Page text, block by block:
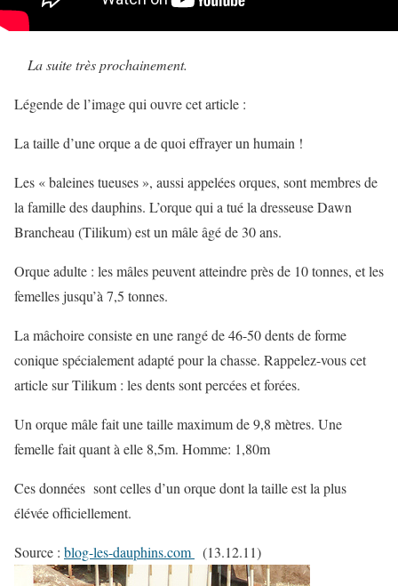
La suite très prochainement.
Légende de l’image qui ouvre cet article :
La taille d’une orque a de quoi effrayer un humain !
Les « baleines tueuses », aussi appelées orques, sont membres de
la famille des dauphins. L’orque qui a tué la dresseuse Dawn
Brancheau (Tilikum) est un mâle âgé de 30 ans.
Orque adulte : les mâles peuvent atteindre près de 10 tonnes, et les
femelles jusqu’à 7,5 tonnes.
La mâchoire consiste en une rangé de 46-50 dents de forme
conique spécialement adapté pour la chasse. Rappelez-vous cet
article sur Tilikum : les dents sont percées et forées.
Un orque mâle fait une taille maximum de 9,8 mètres. Une
femelle fait quant à elle 8,5m. Homme: 1,80m
Ces données sont celles d’un orque dont la taille est la plus
élévée officiellement.
Source : blog-les-dauphins.com (13.12.11)